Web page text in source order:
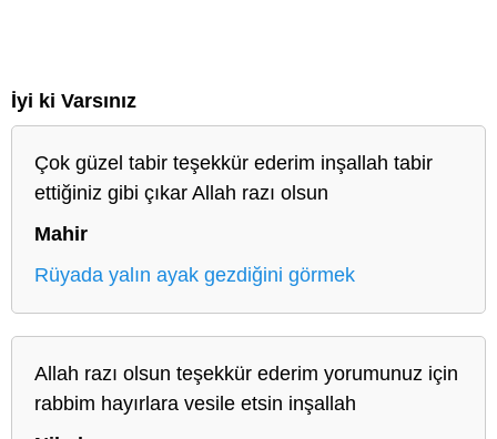
İyi ki Varsınız
Çok güzel tabir teşekkür ederim inşallah tabir
ettiğiniz gibi çıkar Allah razı olsun
Mahir
Rüyada yalın ayak gezdiğini görmek
Allah razı olsun teşekkür ederim yorumunuz için
rabbim hayırlara vesile etsin inşallah